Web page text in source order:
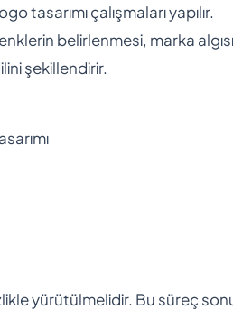
tasarımı çalışmaları yapılır.
belirlenmesi, marka
şekillendirir.
yürütülmelidir. Bu süreç